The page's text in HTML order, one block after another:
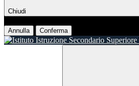
Chiudi
Annulla Conferma